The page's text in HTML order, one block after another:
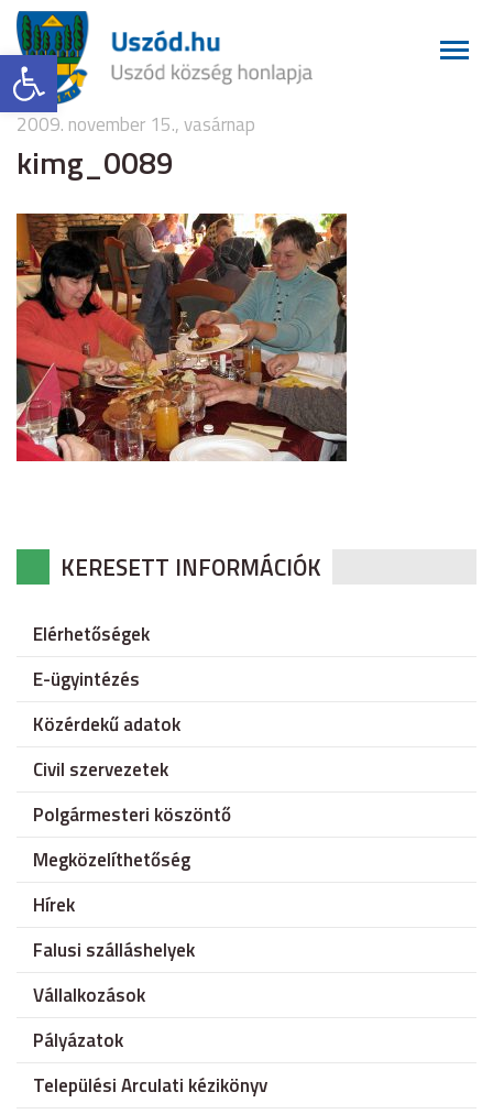
Eszköztár megnyitása
2009. november 15., vasárnap
kimg_0089
KERESETT INFORMÁCIÓK
Elérhetőségek
E-ügyintézés
Közérdekű adatok
Civil szervezetek
Polgármesteri köszöntő
Megközelíthetőség
Hírek
Falusi szálláshelyek
Vállalkozások
Pályázatok
Települési Arculati kézikönyv